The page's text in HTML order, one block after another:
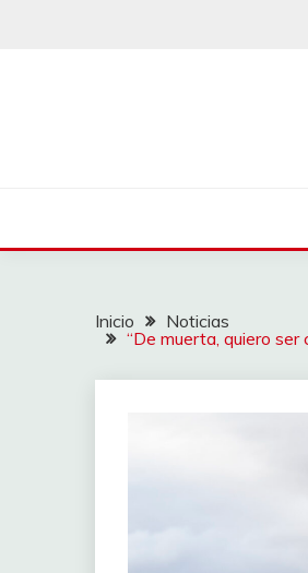
Inicio
Noticias
“De muerta, quiero ser